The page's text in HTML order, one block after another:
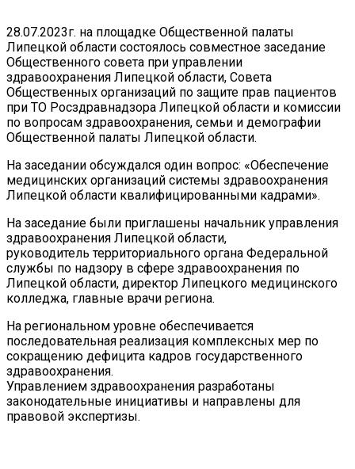
28.07.2023г. на площадке Общественной палаты
Липецкой области состоялось совместное заседание
Общественного совета при управлении
здравоохранения Липецкой области, Совета
Общественных организаций по защите прав пациентов
при ТО Росздравнадзора Липецкой области и комиссии
по вопросам здравоохранения, семьи и демографии
Общественной палаты Липецкой области.
На заседании обсуждался один вопрос: «Обеспечение
медицинских организаций системы здравоохранения
Липецкой области квалифицированными кадрами».
​На заседание были приглашены начальник управления
здравоохранения Липецкой области,
руководитель территориального органа Федеральной
службы по надзору в сфере здравоохранения по
Липецкой области, директор Липецкого медицинского
колледжа, главные врачи региона.
На региональном уровне обеспечивается
последовательная реализация комплексных мер по
сокращению дефицита кадров государственного
здравоохранения.
Управлением здравоохранения разработаны
законодательные инициативы и направлены для
правовой экспертизы.